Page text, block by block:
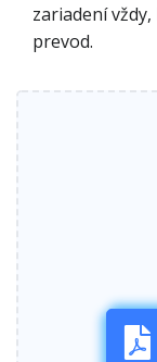
zariadení
prevod.